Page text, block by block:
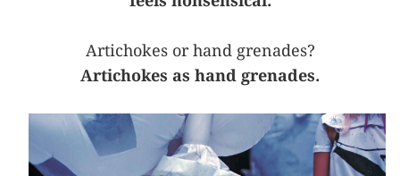
Artichokes or hand grenades?
Artichokes as hand grenades.